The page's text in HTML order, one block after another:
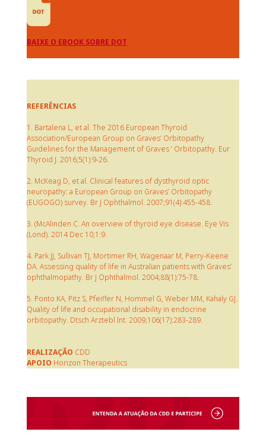
BAIXE O EBOOK SOBRE DOT
REFERÊNCIAS
1. Bartalena L, et al. The 2016 European Thyroid
Association/European Group on Graves’ Orbitopathy
Guidelines for the Management of Graves ‘ Orbitopathy. Eur
Thyroid J. 2016;5(1):9-26.
2. McKeag D, et al. Clinical features of dysthyroid optic
neuropathy: a European Group on Graves’ Orbitopathy
(EUGOGO) survey. Br J Ophthalmol. 2007;91(4):455-458.
3. (McAlinden C. An overview of thyroid eye disease. Eye Vis
(Lond). 2014 Dec 10;1:9.
4. Park JJ, Sullivan TJ, Mortimer RH, Wagenaar M, Perry-Keene
DA. Assessing quality of life in Australian patients with Graves’
ophthalmopathy. Br J Ophthalmol. 2004;88(1):75-78.
5. Ponto KA, Pitz S, Pfeiffer N, Hommel G, Weber MM, Kahaly GJ.
Quality of life and occupational disability in endocrine
orbitopathy. Dtsch Arztebl Int. 2009;106(17):283-289.
REALIZAÇÃO CDD
APOIO Horizon Therapeutics